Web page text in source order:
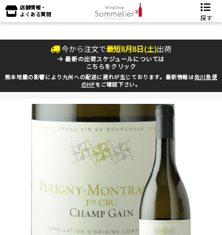
店舗情報・
よくある質問
探す
今から注文で最短8月8日(土)出荷
最新の出荷スケジュールについては
こちらをクリック
熊本地震の影響により九州への配送に遅れが生じております。最新情報は佐川急便
のHPをご確認下さい。